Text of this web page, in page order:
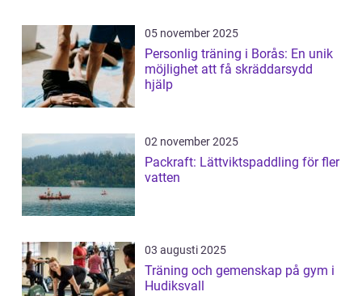
05 november 2025
Personlig träning i Borås: En unik
möjlighet att få skräddarsydd
hjälp
02 november 2025
Packraft: Lättviktspaddling för fler
vatten
03 augusti 2025
Träning och gemenskap på gym i
Hudiksvall